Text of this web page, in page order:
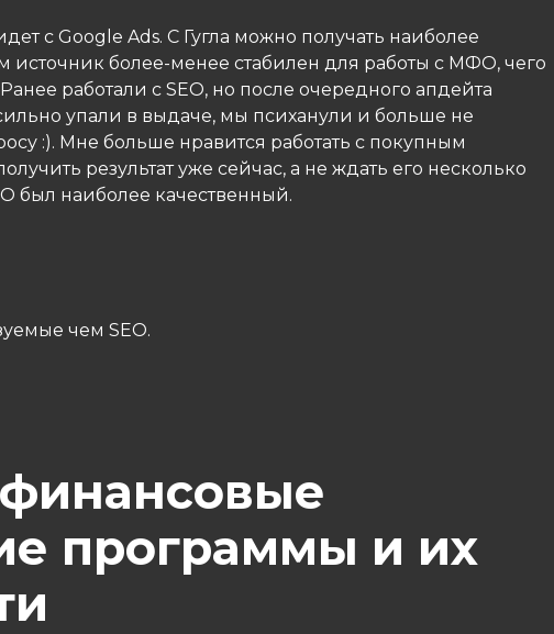
с Google Ads. С Гугла можно получать наиболее
источник более-менее стабилен для работы с МФО, чего
работали с SEO, но после очередного апдейта
упали в выдаче, мы психанули и больше не
:). Мне больше нравится работать с покупным
результат уже сейчас, а не ждать его несколько
был наиболее качественный.
чем SEO.
программы и их